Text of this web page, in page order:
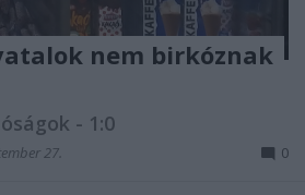
nem birkóznak
- 1:0
27. 0